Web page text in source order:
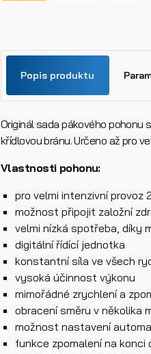
Popis produktu
Originál sada pákového pohonu
křídlovou bránu. Určeno až pro
Vlastnosti pohonu:
pro velmi intenzivní provoz
možnost připojit založní
velmi nízká spotřeba, díky
digitální řídící jednotka
konstantní síla ve všech
vysoká účinnost výkonu
mimořádné zrychlení a
obracení směru v několika
možnost nastavení
funkce zpomalení na konci
BH23
H93 -
Jméno
Dotaz k produktu